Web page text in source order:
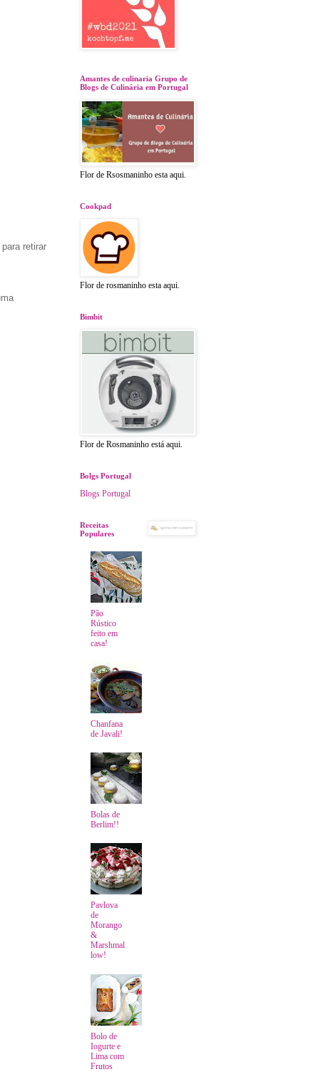
retirar
Amantes de culinaria Grupo de
Blogs de Culinária em Portugal
Flor de Rsosmaninho esta aqui.
Cookpad
Flor de rosmaninho esta aqui.
Bimbit
Flor de Rosmaninho está aqui.
Bolgs Portugal
Blogs Portugal
Receitas
Populares
Pão
Rústico
feito em
casa!
Chanfana
de Javali!
Bolas de
Berlim!!
Pavlova
de
Morango
&
Marshmal
low!
Bolo de
Iogurte e
Lima com
Frutos